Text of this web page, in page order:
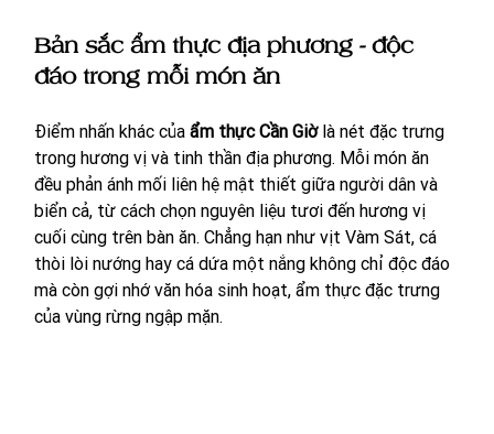
Bản sắc ẩm thực địa phương - độc
đáo trong mỗi món ăn
Điểm nhấn khác của ẩm thực Cần Giờ là nét đặc trưng
trong hương vị và tinh thần địa phương. Mỗi món ăn
đều phản ánh mối liên hệ mật thiết giữa người dân và
biển cả, từ cách chọn nguyên liệu tươi đến hương vị
cuối cùng trên bàn ăn. Chẳng hạn như vịt Vàm Sát, cá
thòi lòi nướng hay cá dứa một nắng không chỉ độc đáo
mà còn gợi nhớ văn hóa sinh hoạt, ẩm thực đặc trưng
của vùng rừng ngập mặn.